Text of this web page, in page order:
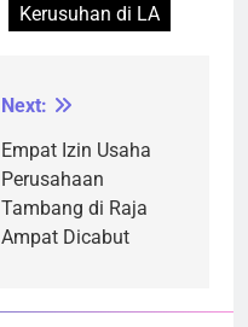
Kerusuhan di LA
Next:
Empat Izin Usaha
Perusahaan
Tambang di Raja
Ampat Dicabut